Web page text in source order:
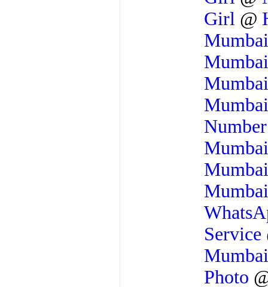
Girl @
Service
Photo